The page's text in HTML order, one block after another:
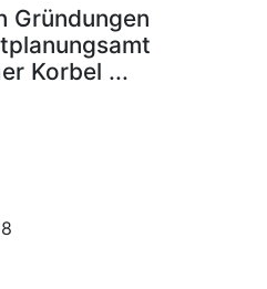
Gründungen
Korbel ...